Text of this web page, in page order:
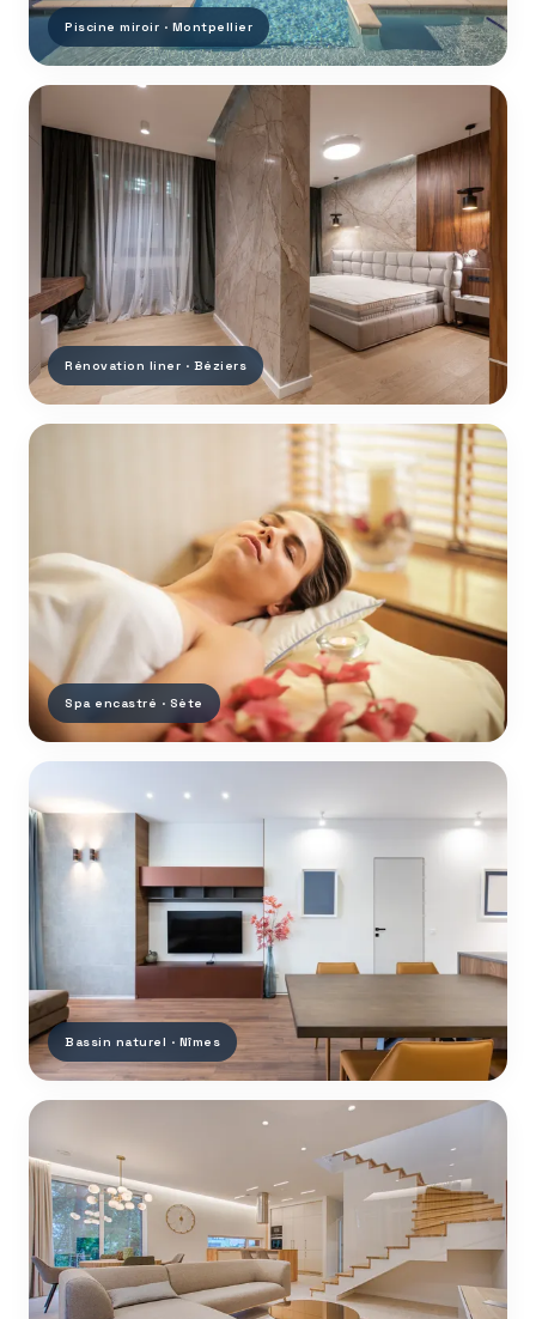
Piscine miroir · Montpellier
Rénovation liner · Béziers
Spa encastré · Sète
Bassin naturel · Nîmes